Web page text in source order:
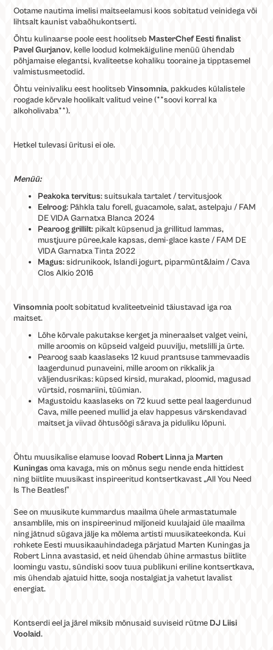
Ootame nautima imelisi maitseelamusi koos sobitatud veinidega või
lihtsalt kaunist vabaõhukontserti.
Õhtu kulinaarse poole eest hoolitseb MasterChef Eesti finalist
Pavel Gurjanov, kelle loodud kolmekäiguline menüü ühendab
põhjamaise elegantsi, kvaliteetse kohaliku tooraine ja tipptasemel
valmistusmeetodid.
Õhtu veinivaliku eest hoolitsebVinsomnia, pakkudes külalistele
roogade kõrvale hoolikalt valitud veine (**soovi korral ka
alkoholivaba**).
Hetkel tulevasi üritusi ei ole.
Menüü:
Peakoka tervitus: suitsukala tartalet / tervitusjook
Eelroog: Pähkla talu forell, guacamole, salat, astelpaju / FAM
DE VIDA Garnatxa Blanca 2024
Pearoog grillilt: pikalt küpsenud ja grillitud lammas,
mustjuure püree,kale kapsas, demi-glace kaste / FAM DE
VIDA Garnatxa Tinta 2022
Magus: sidrunikook, Islandi jogurt, piparmünt&laim / Cava
Clos Alkio 2016
Vinsomnia poolt sobitatud kvaliteetveinid täiustavad iga roa
maitset.
Lõhe kõrvale pakutakse kerget ja mineraalset valget veini,
mille aroomis on küpseid valgeid puuvilju, metslilli ja ürte.
Pearoog saab kaaslaseks 12 kuud prantsuse tammevaadis
laagerdunud punaveini, mille aroom on rikkalik ja
väljendusrikas: küpsed kirsid, murakad, ploomid, magusad
vürtsid, rosmariini, tüümian.
Magustoidu kaaslaseks on 72 kuud sette peal laagerdunud
Cava, mille peened mullid ja elav happesus värskendavad
maitset ja viivad õhtusöögi särava ja piduliku lõpuni.
Õhtu muusikalise elamuse loovad Robert Linna ja Marten
Kuningasoma kavaga, mis on mõnus segu nende enda hittidest
ning biitlite muusikast inspireeritud kontsertkavast „All You Need
Is The Beatles!‟
See on muusikute kummardus maailma ühele armastatumale
ansamblile, mis on inspireerinud miljoneid kuulajaid üle maailma
ning jätnud sügava jälje ka mõlema artisti muusikateekonda. Kui
rohkete Eesti muusikaauhindadega pärjatud Marten Kuningas ja
Robert Linna avastasid, et neid ühendab ühine armastus biitlite
loomingu vastu, sündiski soov tuua publikuni eriline kontsertkava,
mis ühendab ajatuid hitte, sooja nostalgiat ja vahetut lavalist
energiat.
Kontserdi eel ja järel miksib mõnusaid suviseid rütme DJ Liisi
Voolaid.